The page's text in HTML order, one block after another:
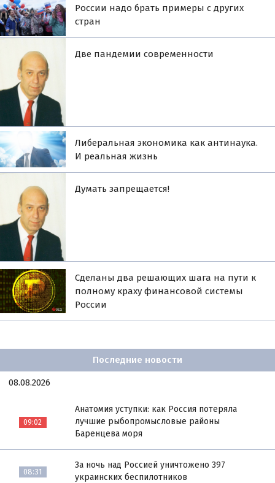
России надо брать примеры с других
стран
Две пандемии современности
Либеральная экономика как антинаука.
И реальная жизнь
Думать запрещается!
Сделаны два решающих шага на пути к
полному краху финансовой системы
России
Последние новости
08.08.2026
09:02
Анатомия уступки: как Россия потеряла
лучшие рыбопромысловые районы
Баренцева моря
08:31
За ночь над Россией уничтожено 397
украинских беспилотников